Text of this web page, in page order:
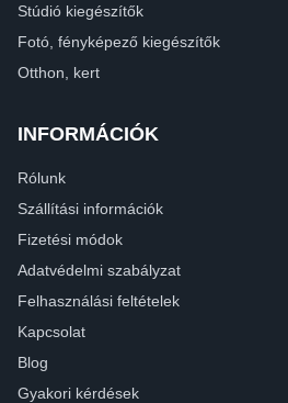
Stúdió kiegészítők
Fotó, fényképező kiegészítők
Otthon, kert
INFORMÁCIÓK
Rólunk
Szállítási információk
Fizetési módok
Adatvédelmi szabályzat
Felhasználási feltételek
Kapcsolat
Blog
Gyakori kérdések